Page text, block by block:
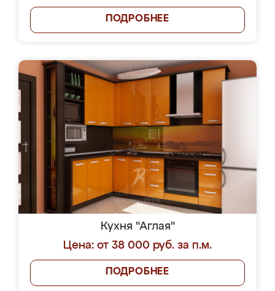
ПОДРОБНЕЕ
Кухня "Аглая"
Цена: от 38 000 руб. за п.м.
ПОДРОБНЕЕ